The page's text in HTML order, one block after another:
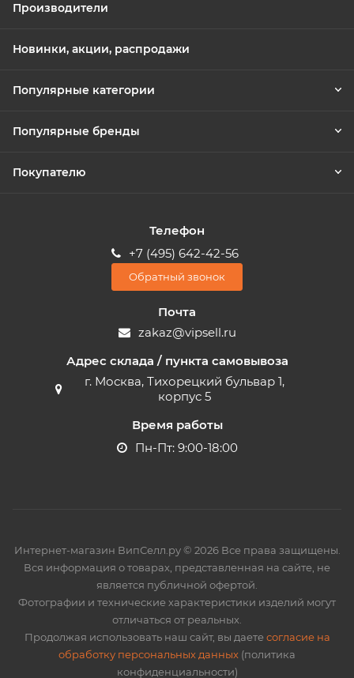
Производители
Новинки, акции, распродажи
Популярные категории
Популярные бренды
Покупателю
Телефон
+7 (495) 642-42-56
Обратный звонок
Почта
zakaz@vipsell.ru
Адрес склада / пункта самовывоза
г. Москва, Тихорецкий бульвар 1,
корпус 5
Время работы
Пн-Пт: 9:00-18:00
Интернет-магазин ВипСелл.ру © 2026 Все права защищены.
Вся информация о товарах, представленная на сайте, не
является публичной офертой.
Фотографии и технические характеристики изделий могут
отличаться от реальных.
Продолжая использовать наш сайт, вы даетесогласие на
обработку персональных данных (политика
конфиденциальности)